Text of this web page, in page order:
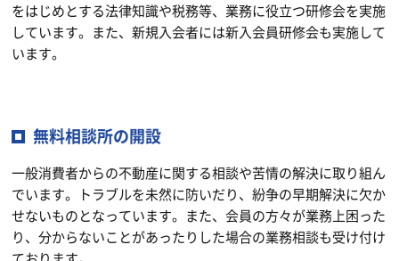
をはじめとする法律知識や税務等、業務に役立つ研修会を実施
しています。また、新規入会者には新入会員研修会も実施して
います。
無料相談所の開設
一般消費者からの不動産に関する相談や苦情の解決に取り組ん
でいます。トラブルを未然に防いだり、紛争の早期解決に欠か
せないものとなっています。また、会員の方々が業務上困った
り、分からないことがあったりした場合の業務相談も受け付け